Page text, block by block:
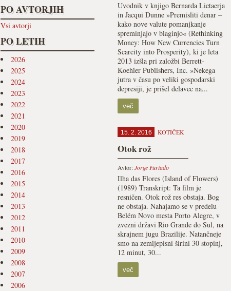
PO AVTORJIH
Vsi avtorji
PO LETIH
2026
2025
2024
2023
2022
2021
2020
2019
2018
2017
2016
2015
2014
2013
2012
2011
2010
2009
2008
2007
2006
Uvodnik v knjigo Bernarda Lietaerja
in Jacqui Dunne »Premisliti denar –
kako nove valute pomanjkanje
spreminjajo v blaginjo« (Rethinking
Money: How New Currencies Turn
Scarcity into Prosperity), ki je leta
2013 izšla pri založbi Berrett-
Koehler Publishers, Inc. »Nekega
jutra v času po veliki gospodarski
depresiji, je prišel delavec na...
več
15. 2. 2016 KOTIČEK
Otok rož
Avtor:Jorge Furtado
Ilha das Flores (Island of Flowers)
(1989) Transkript: Ta film je
resničen. Otok rož res obstaja. Bog
ne obstaja. Nahajamo se v predelu
Belém Novo mesta Porto Alegre, v
zvezni državi Rio Grande do Sul, na
skrajnem jugu Brazilije. Natančneje
smo na zemljepisni širini 30 stopinj,
12 minut, 30...
več